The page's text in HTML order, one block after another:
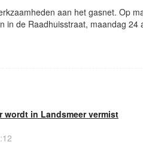
aan het gasnet. Op
in de Raadhuisstraat, maandag 24
wordt in Landsmeer vermist